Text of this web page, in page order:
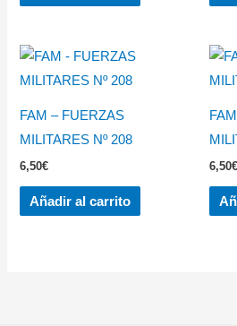
FAM – FUERZAS
MILITARES Nº 208
6,50€
Añadir al carrito
6,50€